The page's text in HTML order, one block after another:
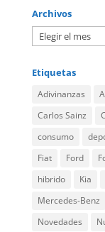
Archivos
Etiquetas
Adivinanzas
Carlos Sainz
consumo
Fiat
Ford
hibrido
Kia
Mercedes-Benz
Novedades